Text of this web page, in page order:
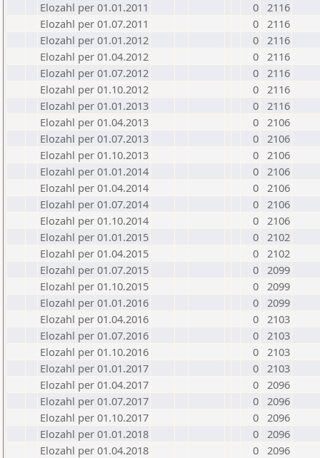
Elozahl per 01.01.2011
0 2116
Elozahl per 01.07.2011
0 2116
Elozahl per 01.01.2012
0 2116
Elozahl per 01.04.2012
0 2116
Elozahl per 01.07.2012
0 2116
Elozahl per 01.10.2012
0 2116
Elozahl per 01.01.2013
0 2116
Elozahl per 01.04.2013
0 2106
Elozahl per 01.07.2013
0 2106
Elozahl per 01.10.2013
0 2106
Elozahl per 01.01.2014
0 2106
Elozahl per 01.04.2014
0 2106
Elozahl per 01.07.2014
0 2106
Elozahl per 01.10.2014
0 2106
Elozahl per 01.01.2015
0 2102
Elozahl per 01.04.2015
0 2102
Elozahl per 01.07.2015
0 2099
Elozahl per 01.10.2015
0 2099
Elozahl per 01.01.2016
0 2099
Elozahl per 01.04.2016
0 2103
Elozahl per 01.07.2016
0 2103
Elozahl per 01.10.2016
0 2103
Elozahl per 01.01.2017
0 2103
Elozahl per 01.04.2017
0 2096
Elozahl per 01.07.2017
0 2096
Elozahl per 01.10.2017
0 2096
Elozahl per 01.01.2018
0 2096
Elozahl per 01.04.2018
0 2096